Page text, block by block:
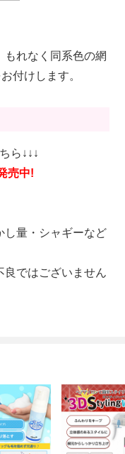
もれなく同系色の網
付けします。
ら↓↓↓
売中!
し量・シャギーなど
良ではございません